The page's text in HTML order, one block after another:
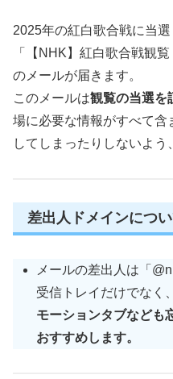
2025年の紅白歌合戦に当
「【NHK】紅白歌合戦観
のメールが届きます。
このメールは観覧の当選を
場に必要な情報がすべて含
してしまったりしないよう
差出人ドメインにつ
メールの差出人は「
受信トレイだけでなく
モーションタブなども
おすすめします。